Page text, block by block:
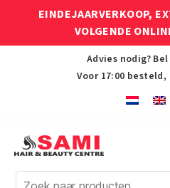
EINDEJAARVERKOOP,
VOLGENDE
Advies nodig? Bel
Voor 17:00
Afro